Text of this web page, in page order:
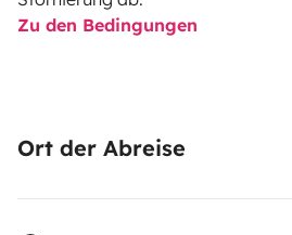
Zu den Bedingungen
Ort der Abreise